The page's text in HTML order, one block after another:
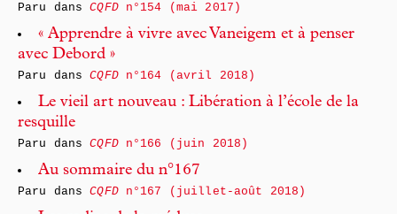
Paru dansCQFDn°154 (mai 2017)
« Apprendre à vivre avec Vaneigem et à penser
avec Debord »
Paru dansCQFDn°164 (avril 2018)
Le vieil art nouveau : Libération à l’école de la
resquille
Paru dansCQFDn°166 (juin 2018)
Au sommaire du n°167
Paru dansCQFDn°167 (juillet-août 2018)